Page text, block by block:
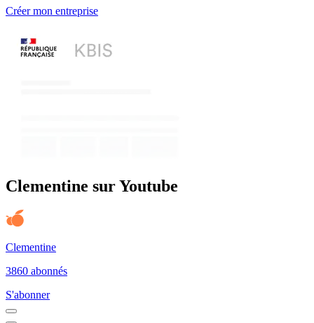
Créer mon entreprise
Clementine sur Youtube
Clementine
3860 abonnés
S'abonner